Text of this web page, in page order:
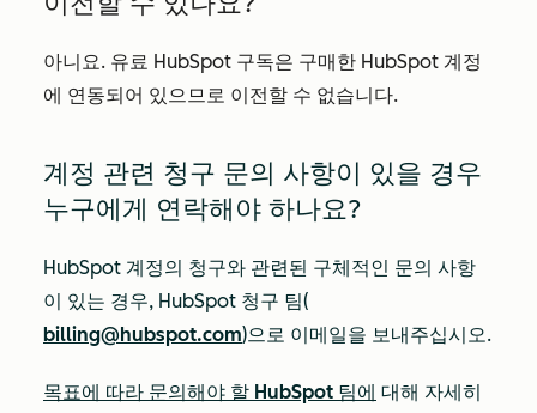
아니요. 유료 HubSpot 구독은 구매한 HubSpot 계정
에 연동되어 있으므로 이전할 수 없습니다.
계정 관련 청구 문의 사항이 있을 경우
누구에게 연락해야 하나요?
HubSpot 계정의 청구와 관련된 구체적인 문의 사항
이 있는 경우, HubSpot 청구 팀(
billing@hubspot.com)으로 이메일을 보내주십시오.
목표에 따라 문의해야 할 HubSpot 팀에 대해 자세히